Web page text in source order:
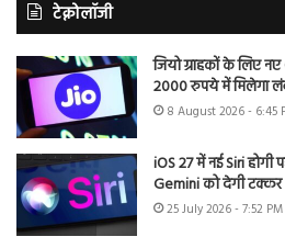
टेक्नोलॉजी
जियो ग्राहकों के लिए
2000 रुपये में मिलेगा
8 August 2026 - 6:45
iOS 27 में नई Siri होगी
Gemini को देगी टक्कर
25 July 2026 - 7:52 PM